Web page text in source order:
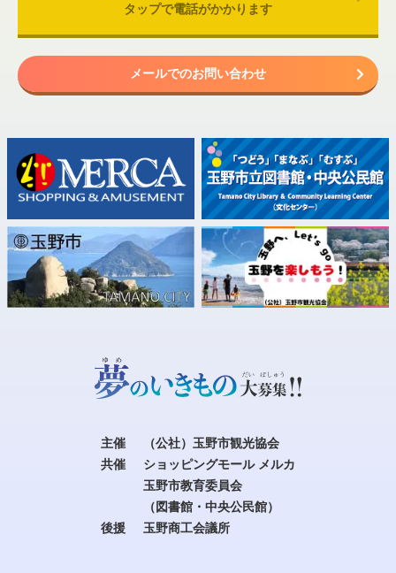
タップで電話がかかります
メールでのお問い合わせ
主催
（公社）玉野市観光協会
共催
ショッピングモール メルカ
玉野市教育委員会
（図書館・中央公民館）
後援
玉野商工会議所